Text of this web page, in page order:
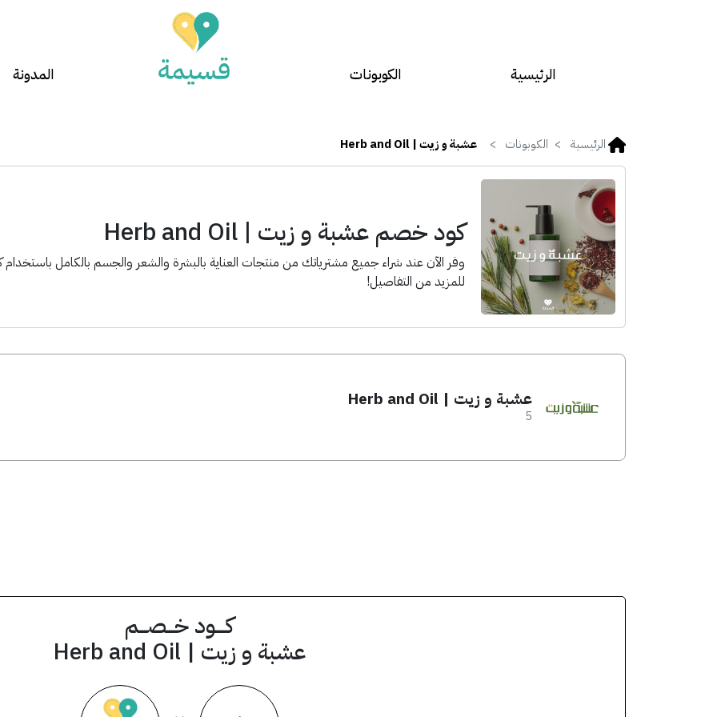
الرئيسية الكوبونات المدونة
الرئيسية الكوبونات عشبة و زيت | Herb and Oil
كود خصم عشبة و زيت | Herb and Oil
وفر الآن عند شراء جميع مشترياتك من منتجات العناية بالبشرة والشعر والجسم بالكامل
للمزيد من التفاصيل!
عشبة و زيت | Herb and Oil
5
كــــود خـــصـــم
عشبة و زيت | Herb and Oil